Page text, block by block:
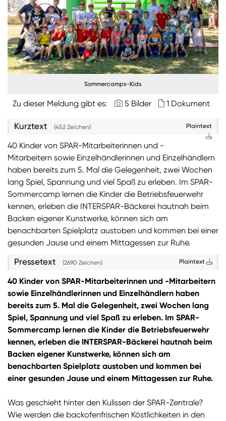
Steiermark
Kärnten
Unternehmen
Nachhaltigkeit
ANMELDEN
automatisch per E-Mail erhalten? Dann tragen Sie
(Bitte beachten Sie, dass der Presseverteiler
ausschließlich für Medienkontakte und nicht für
Privatpersonen gedacht ist):
Zum Presseverteiler
Sie wollen Informationen über aktuelle Aktionen,
Produktneuheiten, attraktive Gewinnspiele uvm.
erhalten? Dann melden Sie sich zumSPAR
Newsletter
an:
Zum SPAR Newsletter
Sommercamps-Kids
Zu dieser Meldung gibt es: 5 Bilder 1 Dokument
Kurztext (452 Zeichen) Plaintext
40 Kinder von SPAR-Mitarbeiterinnen und -
Mitarbeitern sowie Einzelhändlerinnen und Einzelhändlern
haben bereits zum 5. Mal die Gelegenheit, zwei Wochen
lang Spiel, Spannung und viel Spaß zu erleben. Im SPAR-
Sommercamp lernen die Kinder die Betriebsfeuerwehr
kennen, erleben die INTERSPAR-Bäckerei hautnah beim
Backen eigener Kunstwerke, können sich am
benachbarten Spielplatz austoben und kommen bei einer
gesunden Jause und einem Mittagessen zur Ruhe.
Pressetext (2690 Zeichen) Plaintext
40 Kinder von SPAR-Mitarbeiterinnen und -Mitarbeitern
sowie Einzelhändlerinnen und Einzelhändlern haben
bereits zum 5. Mal die Gelegenheit, zwei Wochen lang
Spiel, Spannung und viel Spaß zu erleben. Im SPAR-
Sommercamp lernen die Kinder die Betriebsfeuerwehr
kennen, erleben die INTERSPAR-Bäckerei hautnah beim
Backen eigener Kunstwerke, können sich am
benachbarten Spielplatz austoben und kommen bei
einer gesunden Jause und einem Mittagessen zur Ruhe.
Was geschieht hinter den Kulissen der SPAR-Zentrale?
Wie werden die backofenfrischen Köstlichkeiten in den